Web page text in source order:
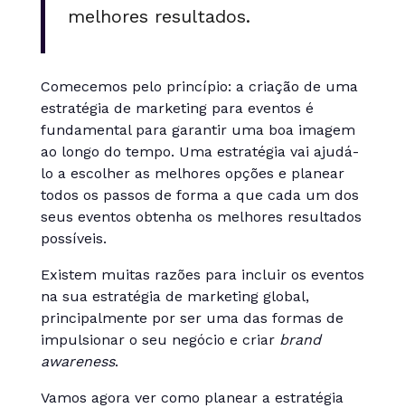
melhores resultados.
Comecemos pelo princípio: a criação de uma
estratégia de marketing para eventos é
fundamental para garantir uma boa imagem
ao longo do tempo. Uma estratégia vai ajudá-
lo a escolher as melhores opções e planear
todos os passos de forma a que cada um dos
seus eventos obtenha os melhores resultados
possíveis.
Existem muitas razões para incluir os eventos
na sua estratégia de marketing global,
principalmente por ser uma das formas de
impulsionar o seu negócio e criar brand
awareness.
Vamos agora ver como planear a estratégia